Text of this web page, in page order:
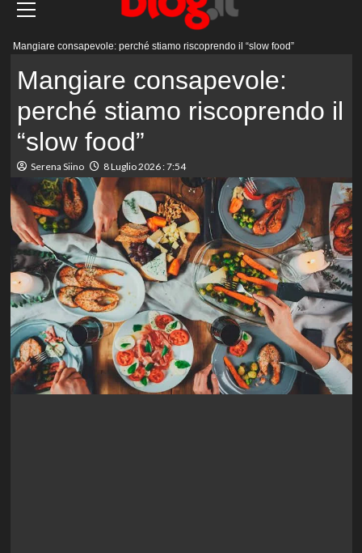
Mangiare consapevole: perché stiamo riscoprendo il “slow food”
Mangiare consapevole:
perché stiamo riscoprendo il
“slow food”
Serena Siino 8 Luglio 2026 : 7:54